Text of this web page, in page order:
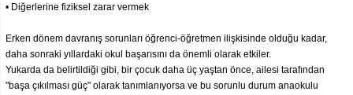
• Diğerlerine fiziksel zarar vermek
Erken dönem davranış sorunları öğrenci-öğretmen ilişkisinde olduğu kadar,
daha sonraki yıllardaki okul başarısını da önemli olarak etkiler.
Yukarda da belirtildiği gibi, bir çocuk daha üç yaştan önce, ailesi tarafından
"başa çıkılması güç" olarak tanımlanıyorsa ve bu sorunlu durum anaokulu